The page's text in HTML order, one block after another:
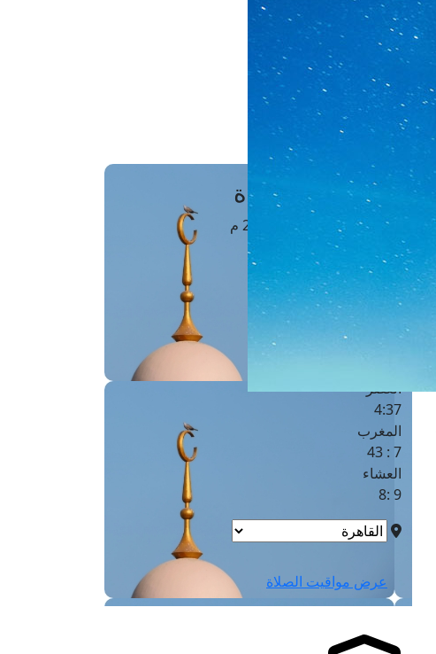
حجز موعد
الفتوى الهاتفية
مَواقِيتُ الصَّـــلاة
القاهرة · 08 أغسطس 2026 م
الفجر
4 :42
الشروق
العصر
4:37
المغرب
7 : 43
العشاء
9 :8
عرض مواقيت الصلاة